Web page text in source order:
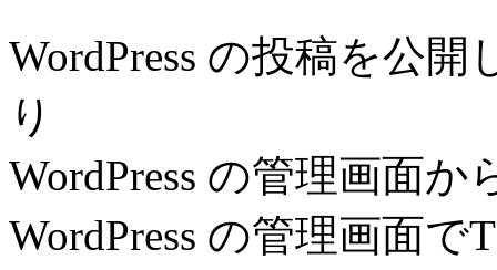
WordPress の投稿を公
り
WordPress の管理画面
WordPress の管理画面